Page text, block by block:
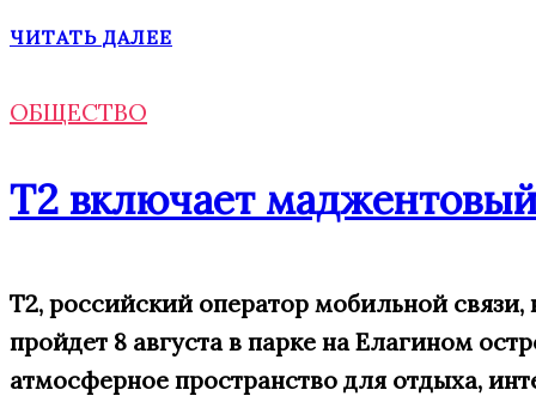
ЧИТАТЬ ДАЛЕЕ
ОБЩЕСТВО
Т2 включает
Т2, российский оператор мобильной
пройдет 8 августа в парке на Елагином
атмосферное пространство для отдыха,